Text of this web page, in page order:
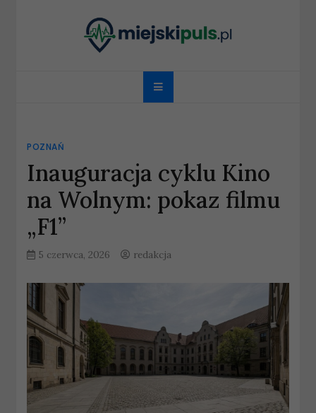
miejskipuls.pl
POZNAŃ
Inauguracja cyklu Kino
na Wolnym: pokaz filmu
„F1”
5 czerwca, 2026 redakcja